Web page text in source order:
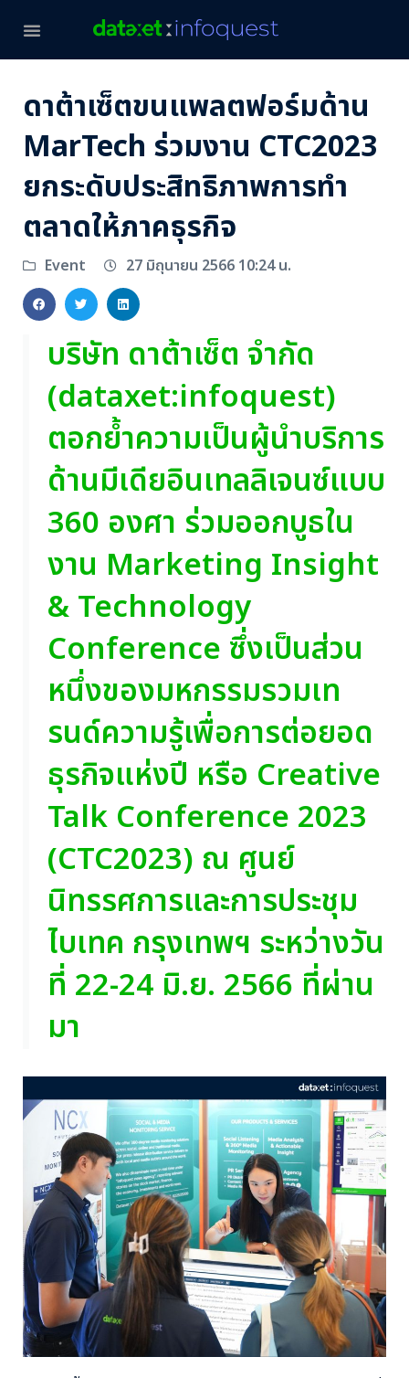
ดาต้าเซ็ตขนแพลตฟอร์มด้าน
MarTech ร่วมงาน CTC2023
ยกระดับประสิทธิภาพการทำ
ตลาดให้ภาคธุรกิจ
Event 27 มิถุนายน 2566 10:24 น.
บริษัท ดาต้าเซ็ต จำกัด
(dataxet:infoquest)
ตอกย้ำความเป็นผู้นำบริการ
ด้านมีเดียอินเทลลิเจนซ์แบบ
360 องศา ร่วมออกบูธใน
งาน Marketing Insight
& Technology
Conference ซึ่งเป็นส่วน
หนึ่งของมหกรรมรวมเท
รนด์ความรู้เพื่อการต่อยอด
ธุรกิจแห่งปี หรือ Creative
Talk Conference 2023
(CTC2023) ณ ศูนย์
นิทรรศการและการประชุม
ไบเทค กรุงเทพฯ ระหว่างวัน
ที่ 22-24 มิ.ย. 2566 ที่ผ่าน
มา